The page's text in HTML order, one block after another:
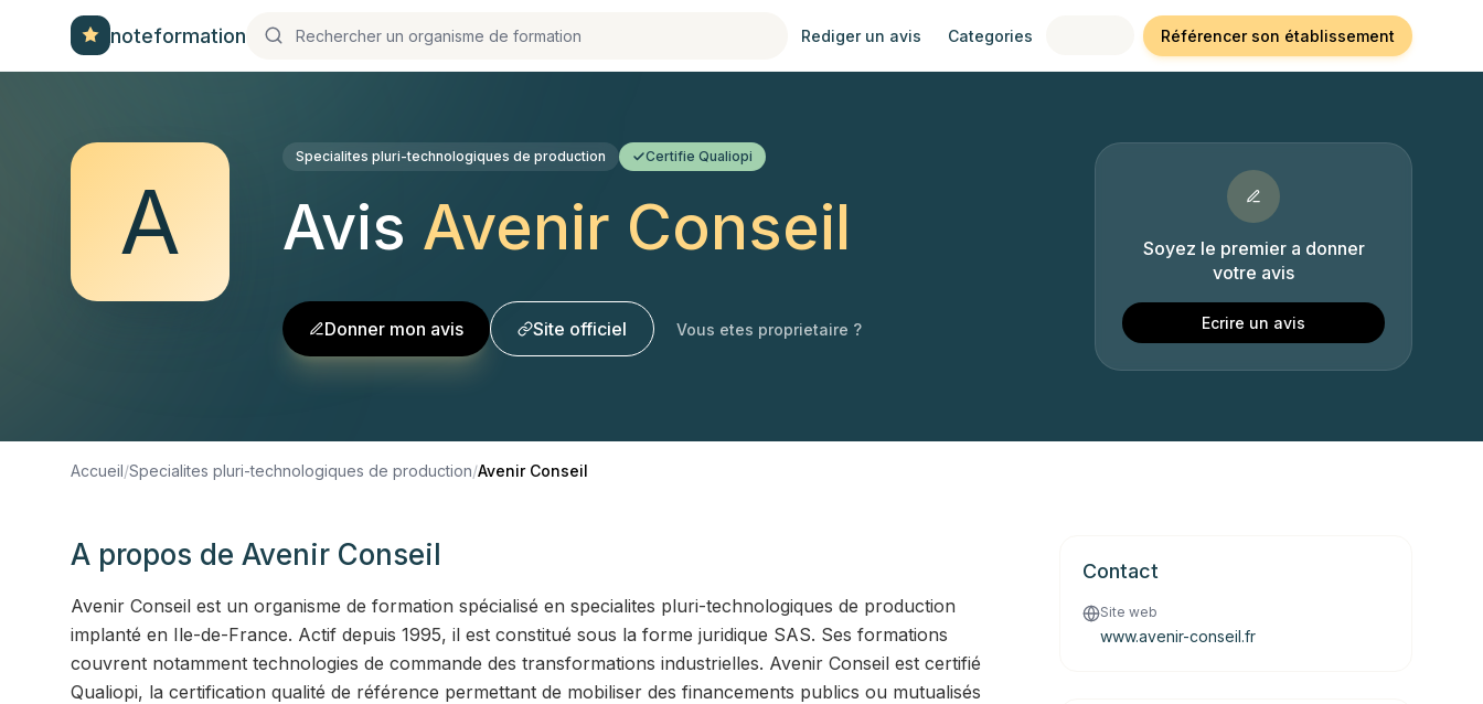
noteformation Rediger un avis Categories Référencer son établissement
A
Specialites pluri-technologiques de production Certifie Qualiopi
Avis Avenir Conseil
Donner mon avis Site officiel Vous etes proprietaire ?
Soyez le premier a donner
votre avis
Ecrire un avis
Accueil/Specialites pluri-technologiques de production/Avenir Conseil
A propos de Avenir Conseil
Avenir Conseil est un organisme de formation spécialisé en specialites pluri-technologiques de production
implanté en Ile-de-France. Actif depuis 1995, il est constitué sous la forme juridique SAS. Ses formations
couvrent notamment technologies de commande des transformations industrielles. Avenir Conseil est certifié
Qualiopi, la certification qualité de référence permettant de mobiliser des financements publics ou mutualisés
Contact
Site web
www.avenir-conseil.fr